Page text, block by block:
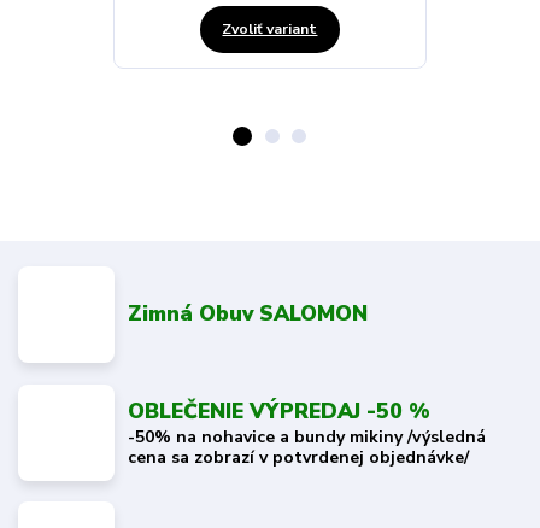
Zvoliť variant
Zimná Obuv SALOMON
OBLEČENIE VÝPREDAJ -50 %
-50% na nohavice a bundy mikiny /výsledná
cena sa zobrazí v potvrdenej objednávke/